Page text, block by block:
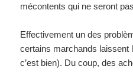
mécontents qui ne seront
Effectivement un des
certains marchands laissent
c’est bien). Du coup, des